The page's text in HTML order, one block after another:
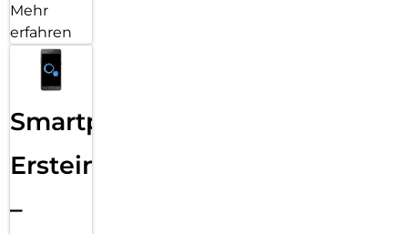
Mehr
erfahren
Smartphone
Ersteinrichtung
–